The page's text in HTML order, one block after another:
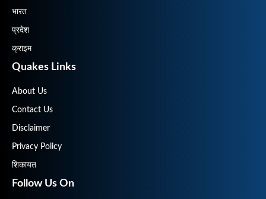
भारत
प्रदेश
क्राइम
Quakes Links
About Us
Contact Us
Disclaimer
Privacy Policy
शिकायत
Follow Us On